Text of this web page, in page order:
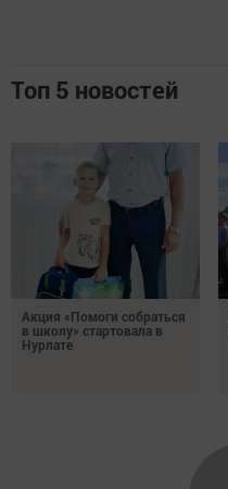
Топ 5 новостей
Акция «Помоги собраться
в школу» стартовала в
Нурлате